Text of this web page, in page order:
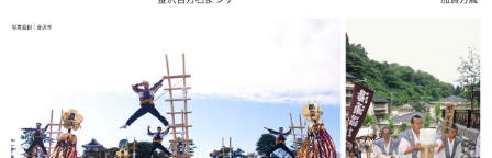
森景楽天市場店でお祭り用品多数販売中!!